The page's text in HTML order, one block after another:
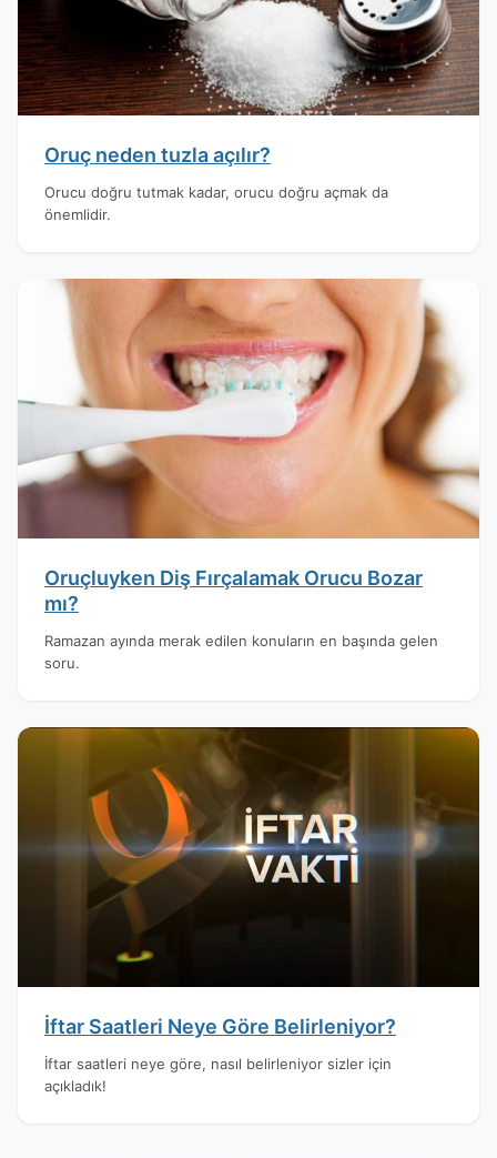
Oruç neden tuzla açılır?
Orucu doğru tutmak kadar, orucu doğru açmak da
önemlidir.
Oruçluyken Diş Fırçalamak Orucu Bozar
mı?
Ramazan ayında merak edilen konuların en başında gelen
soru.
İftar Saatleri Neye Göre Belirleniyor?
İftar saatleri neye göre, nasıl belirleniyor sizler için
açıkladık!